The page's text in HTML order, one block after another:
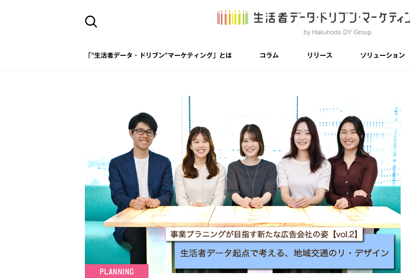
「"生活者データ・ドリブン"マーケティング」とは コラム リリース ソリューション